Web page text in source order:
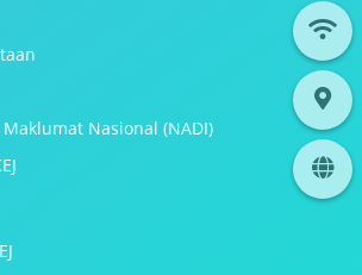
Nasional (NADI)